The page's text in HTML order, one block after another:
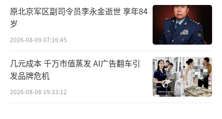
原北京军区副司令员李永金逝世 享年84
岁
2026-08-09 07:16:45
几元成本 千万市值蒸发 AI广告翻车引
发品牌危机
2026-08-08 19:33:12